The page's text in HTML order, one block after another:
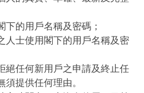
下的用戶名稱及密碼；
人士使用閣下的用戶名稱及密
絕任何新用戶之申請及終止任
提供任何理由。